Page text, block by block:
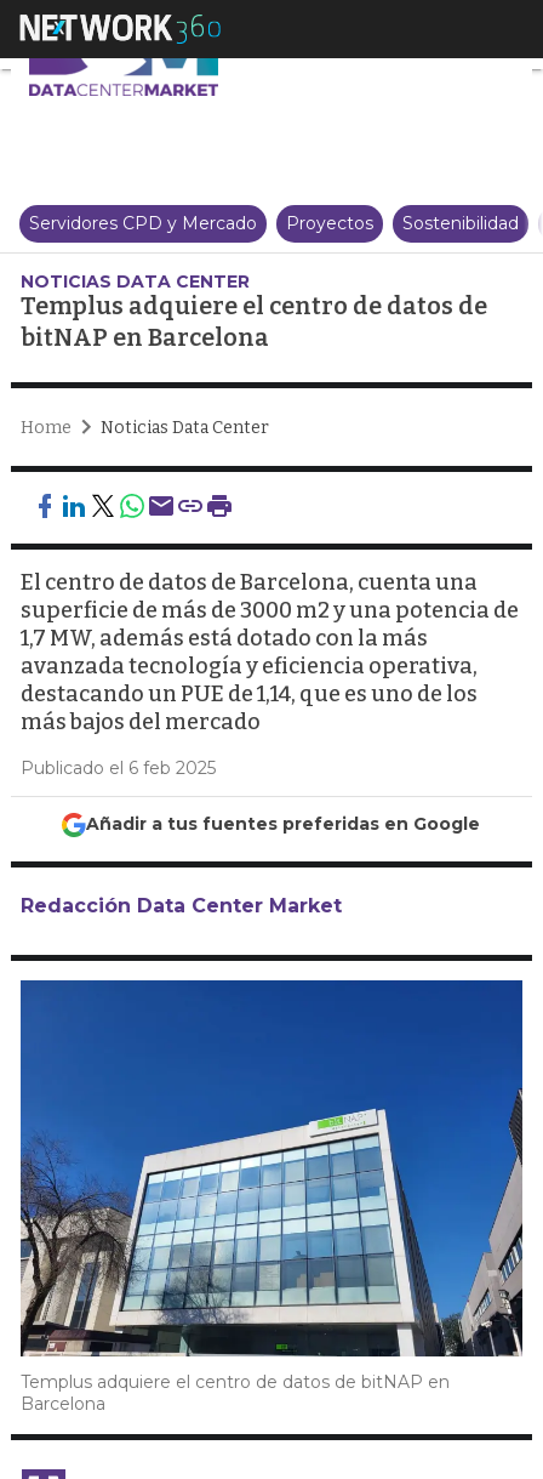
Templus adquiere el centro de
Servidores CPD y Mercado Proyectos Sostenibilidad
NOTICIAS DATA CENTER
Templus adquiere el centro de datos de
bitNAP en Barcelona
Home Noticias Data Center
El centro de datos de Barcelona, cuenta una
superficie de más de 3000 m2 y una potencia de
1,7 MW, además está dotado con la más
avanzada tecnología y eficiencia operativa,
destacando un PUE de 1,14, que es uno de los
más bajos del mercado
Publicado el 6 feb 2025
Añadir a tus fuentes preferidas en Google
Redacción Data Center Market
Templus adquiere el centro de datos de bitNAP en
Barcelona